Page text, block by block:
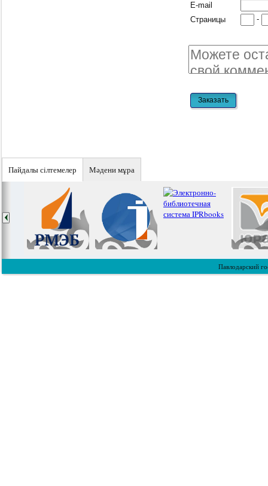
E-mail
Страницы
-
Пайдалы сiлтемелер Мәдени мұра
Павлодарский